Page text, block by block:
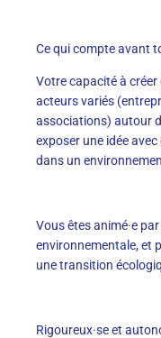
Ce qui compte avant
Votre capacité à
acteurs variés
associations) autour
exposer une idée
dans un
Vous êtes animé·e
environnementale, et
une transition
Rigoureux·se et